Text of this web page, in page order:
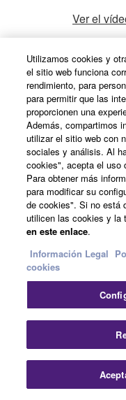
Ver el
Francés
Ver el
Utilizamos cookies y
el sitio web funciona
rendimiento, para
para permitir que las
proporcionen una
Además, compartimos
utilizar el sitio web con
sociales y análisis. Al
cookies", acepta el uso
Para obtener más
para modificar su
de cookies". Si no está
utilicen las cookies y la
en este enlace.
Información Legal
cookies